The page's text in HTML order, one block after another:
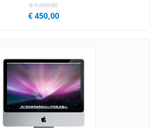
€ 1.299,00
€ 450,00